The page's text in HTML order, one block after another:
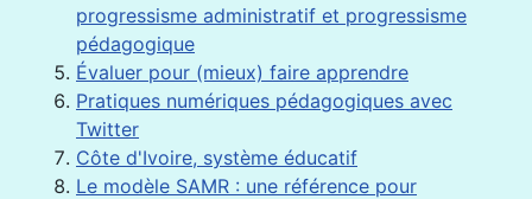
progressisme administratif et progressisme
pédagogique
Évaluer pour (mieux) faire apprendre
Pratiques numériques pédagogiques avec
Twitter
Côte d'Ivoire, système éducatif
Le modèle SAMR : une référence pour